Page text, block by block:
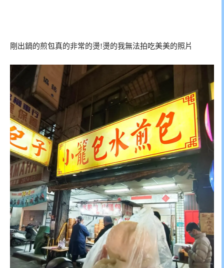
剛出鍋的煎包真的非常的燙!燙的我無法拍吃美美的照片